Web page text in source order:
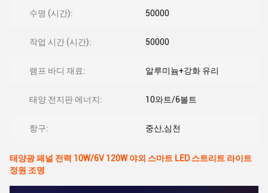
수명 (시간): 50000
작업 시간 (시간): 50000
램프 바디 재료: 알루미늄+강화 유리
태양 전지판 에너지: 10와트/6볼트
항구: 중산,심천
태양광 패널 전력 10W/6V 120W 야외 스마트 LED 스트리트 라이트
정원 조명